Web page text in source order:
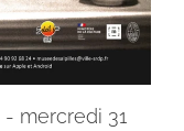
- mercredi 31